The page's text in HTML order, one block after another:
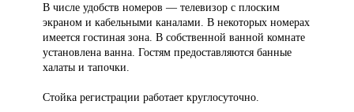
В числе удобств номеров — телевизор с плоским
экраном и кабельными каналами. В некоторых номерах
имеется гостиная зона. В собственной ванной комнате
установлена ванна. Гостям предоставляются банные
халаты и тапочки.
Стойка регистрации работает круглосуточно.